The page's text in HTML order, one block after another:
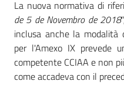
Impresa
e
Consumatore
Impresa
La nuova normativa di
de 5 de Novembro de 2018
inclusa anche la
per l'Amexo IX prevede
competente CCIAA e non
come accadeva con il